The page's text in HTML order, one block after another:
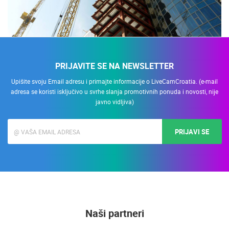
PRIJAVITE SE NA NEWSLETTER
Upišite svoju Email adresu i primajte informacije o LiveCamCroatia. (e-mail
adresa se koristi isključivo u svrhe slanja promotivnih ponuda i novosti, nije
javno vidljiva)
PRIJAVI SE
Naši partneri